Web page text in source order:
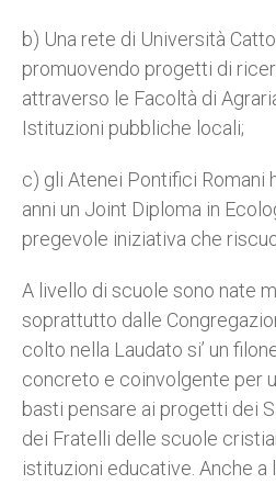
b) Una rete di Università
promuovendo progetti di
attraverso le Facoltà di
Istituzioni pubbliche locali;
c) gli Atenei Pontifici Romani
anni un Joint Diploma in
pregevole iniziativa che
A livello di scuole sono nate
soprattutto dalle
colto nella Laudato si’ un
concreto e coinvolgente per
basti pensare ai progetti dei
dei Fratelli delle scuole
istituzioni educative. Anche